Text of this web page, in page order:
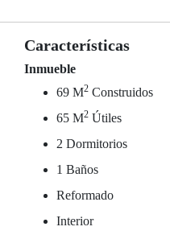
Características
Inmueble
69 M2 Construidos
65 M2 Útiles
2 Dormitorios
1 Baños
Reformado
Interior